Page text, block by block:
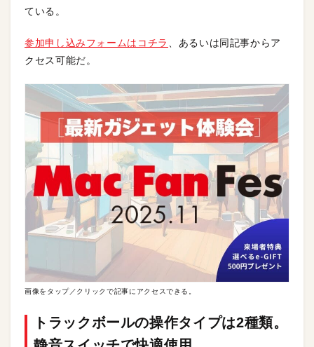
ている。
参加申し込みフォームはコチラ
、あるいは同記事からア
クセス可能だ。
画像をタップ／クリックで記事にアクセスできる。
トラックボールの操作タイプは2種類。